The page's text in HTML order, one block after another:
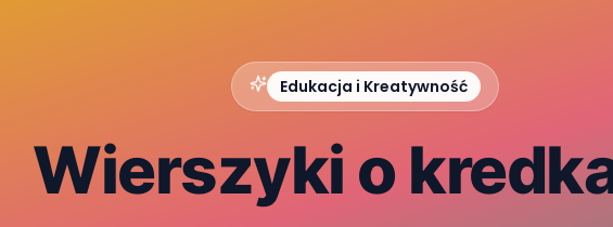
Edukacja i Kreatywność
Wierszyki o